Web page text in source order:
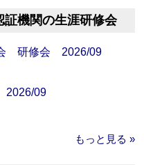
証機関の生涯研修会
会 研修会 2026/09
2026/09
もっと見る »